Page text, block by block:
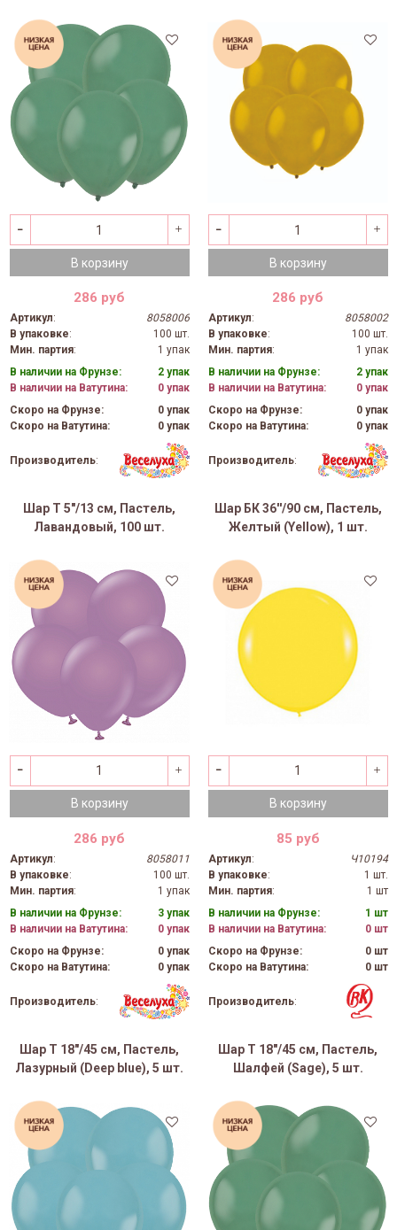
В корзину
286 руб
Артикул:
8058006
В упаковке:
100 шт.
Мин. партия:
1 упак
В наличии на Фрунзе:
2 упак
В наличии на Ватутина:
0 упак
Скоро на Фрунзе:
0 упак
Скоро на Ватутина:
0 упак
Производитель:
В корзину
286 руб
Артикул:
8058002
В упаковке:
100 шт.
Мин. партия:
1 упак
В наличии на Фрунзе:
2 упак
В наличии на Ватутина:
0 упак
Скоро на Фрунзе:
0 упак
Скоро на Ватутина:
0 упак
Производитель:
Шар Т 5"/13 см, Пастель,
Лавандовый, 100 шт.
В корзину
286 руб
Артикул:
8058011
В упаковке:
100 шт.
Мин. партия:
1 упак
В наличии на Фрунзе:
3 упак
В наличии на Ватутина:
0 упак
Скоро на Фрунзе:
0 упак
Скоро на Ватутина:
0 упак
Производитель:
Шар БК 36''/90 см, Пастель,
Желтый (Yellow), 1 шт.
В корзину
85 руб
Артикул:
Ч10194
В упаковке:
1 шт.
Мин. партия:
1 шт
В наличии на Фрунзе:
1 шт
В наличии на Ватутина:
0 шт
Скоро на Фрунзе:
0 шт
Скоро на Ватутина:
0 шт
Производитель:
Шар Т 18"/45 см, Пастель,
Лазурный (Deep blue), 5 шт.
Шар Т 18"/45 см, Пастель,
Шалфей (Sage), 5 шт.